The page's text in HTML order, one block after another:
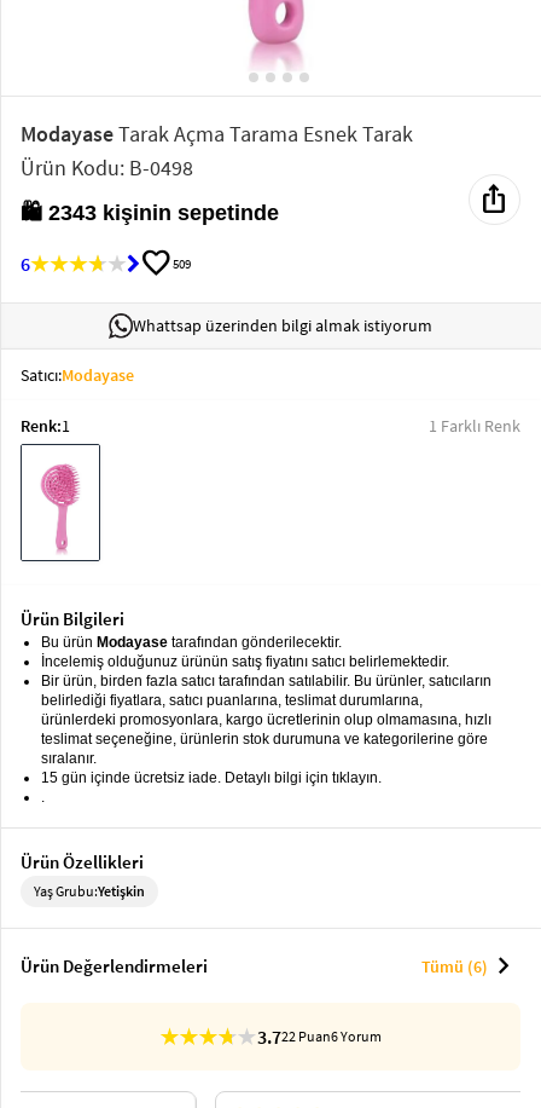
Giyimkeyboard_arrow_down
Takımlarkeyboard_arrow_down
Elbise
Alt
Giyimkeyboard_arrow_down
Dış
Giyimkeyboard_arrow_down
Tesettür
Giyim
Büyük
Bedenkeyboard_arrow_down
Giyim keyboard_arrow_down
ModayaseTarak Açma Tarama Esnek Tarak
Ürün Kodu: B-0498
🛍️ 2343 kişinin sepetinde
6 favorite509
ios_share
Whattsap üzerinden bilgi almak istiyorum
Satıcı:Modayase
Renk:1 1 Farklı Renk
Ürün Bilgileri
Bu ürün Modayase tarafından gönderilecektir.
İncelemiş olduğunuz ürünün satış fiyatını satıcı belirlemektedir.
Bir ürün, birden fazla satıcı tarafından satılabilir. Bu ürünler, satıcıların
belirlediği fiyatlara, satıcı puanlarına, teslimat durumlarına,
ürünlerdeki promosyonlara, kargo ücretlerinin olup olmamasına, hızlı
teslimat seçeneğine, ürünlerin stok durumuna ve kategorilerine göre
sıralanır.
15 gün içinde ücretsiz iade. Detaylı bilgi için tıklayın.
.
Ürün Özellikleri
Yaş Grubu:Yetişkin
Ürün Değerlendirmeleri Tümü (6) chevron_right
3.722 Puan6 Yorum